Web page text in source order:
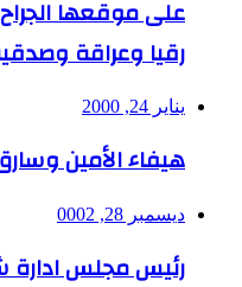
على موقعها الجراح:
رقيا وعراقة
يناير 24, 2000
هيفاء الأمين
ديسمبر 28, 0002
رئيس مجلس ادارة